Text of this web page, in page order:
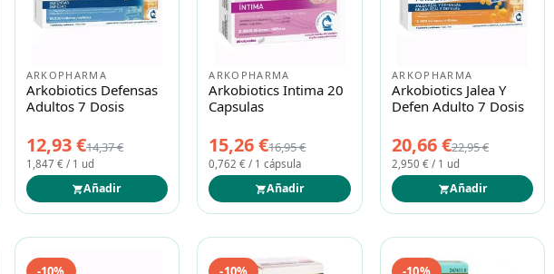
ARKOPHARMA
Arkobiotics Defensas
Adultos 7 Dosis
12,93 €14,37 €
1,847 € / 1 ud
Añadir
ARKOPHARMA
Arkobiotics Intima 20
Capsulas
15,26 €16,95 €
0,762 € / 1 cápsula
Añadir
ARKOPHARMA
Arkobiotics Jalea Y
Defen Adulto 7 Dosis
20,66 €22,95 €
2,950 € / 1 ud
Añadir